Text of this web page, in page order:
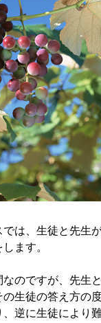
は、生徒と先生
ます。
のですが、先生
生徒の答え方の
逆に生徒により